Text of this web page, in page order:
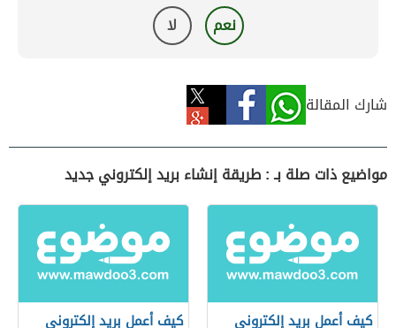
نعم لا
شارك المقالة
مواضيع ذات صلة بـ : طريقة إنشاء بريد إلكتروني جديد
كيف أعمل بريد إلكتروني كيف أعمل بريد إلكتروني